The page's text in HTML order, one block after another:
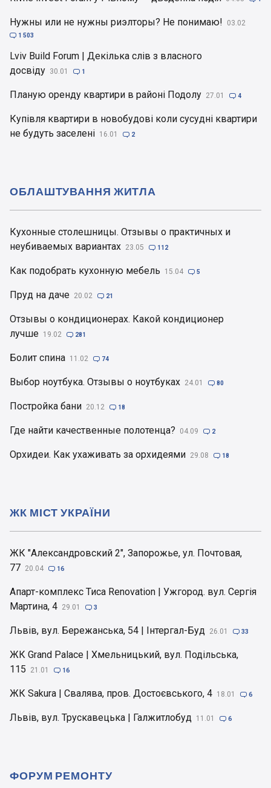
Нужны или не нужны риэлторы? Не понимаю! 03.02
 1 503
Lviv Build Forum | Декілька слів з власного
досвіду 30.01  1
Планую оренду квартири в районі Подолу 27.01  4
Купівля квартири в новобудові коли сусудні квартири
не будуть заселені 16.01  2
Кухонные столешницы. Отзывы о практичных и
неубиваемых вариантах 23.05  112
Как подобрать кухонную мебель 15.04  5
Пруд на даче 20.02  21
Отзывы о кондиционерах. Какой кондиционер
лучше 19.02  281
Болит спина 11.02  74
Выбор ноутбука. Отзывы о ноутбуках 24.01  80
Постройка бани 20.12  18
Где найти качественные полотенца? 04.09  2
Орхидеи. Как ухаживать за орхидеями 29.08  18
ОБЛАШТУВАННЯ ЖИТЛА
ЖК "Александровский 2", Запорожье, ул. Почтовая,
77 20.04  16
Апарт-комплекс Тиса Renovation | Ужгород. вул. Сергія
Мартина, 4 29.01  3
Львів, вул. Бережанська, 54 | Інтергал-Буд 26.01  33
ЖК Grand Palace | Хмельницький, вул. Подільська,
115
21.01  16
ЖК Sakura | Свалява, пров. Достоєвського, 4 18.01  6
Львів, вул. Трускавецька | Галжитлобуд 11.01  6
ЖК МІСТ УКРАЇНИ
ФОРУМ РЕМОНТУ